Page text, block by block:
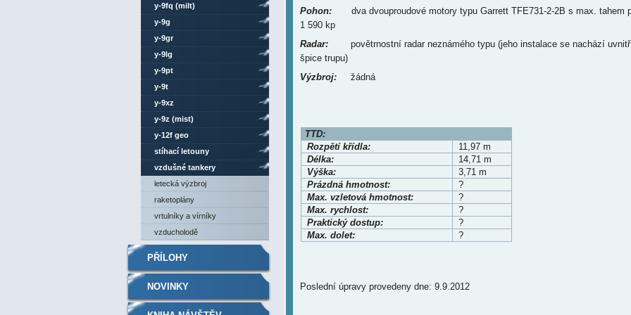
Pohon:dva dvouproudové motory typu Garrett TFE731-2-2B s max. tahem
1 590 kp
Radar:povětrnostní radar neznámého typu (jeho instalace se nachází uvnitř
špice trupu)
Výzbroj:žádná
TTD:
Rozpětí křídla:
11,97 m
Délka:
14,71 m
Výška:
3,71 m
Prázdná hmotnost:
?
Max. vzletová hmotnost:
?
Max. rychlost:
?
Praktický dostup:
?
Max. dolet:
?
Poslední úpravy provedeny dne: 9.9.2012
y-9fq (milt)
y-9g
y-9gr
y-9lg
y-9pt
y-9t
y-9xz
y-9z (mist)
y-12f geo
stíhací letouny
vzdušné tankery
letecká výzbroj
raketoplány
vrtulníky a vírníky
vzducholodě
PŘÍLOHY
NOVINKY